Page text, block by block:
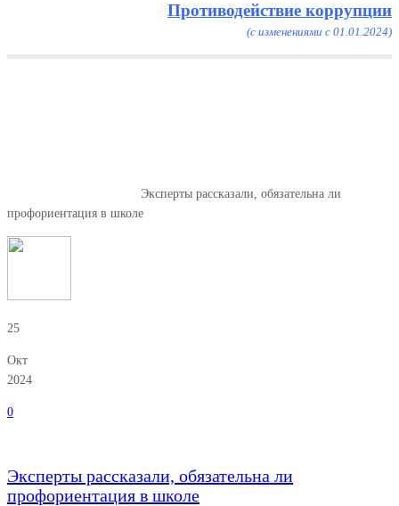
Противодействие коррупции
(с изменениями с 01.01.2024)
Эксперты рассказали, обязательна ли
профориентация в школе
25
Окт
2024
0
Эксперты рассказали, обязательна ли
профориентация в школе